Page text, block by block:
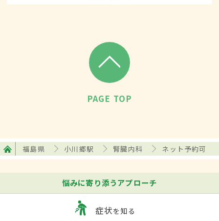
PAGE TOP
福島県 小川郷駅 腎臓内科 ネット予約可
悩みに寄り添うアプローチ
症状を知る